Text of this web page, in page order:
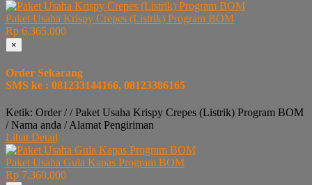
Paket Usaha Krispy Crepes (Listrik) Program BOM
Rp 6.365.000
×
Order Sekarang
SMS ke : 081233144166, 08123386165
Ketik: Order / / Paket Usaha Krispy Crepes (Listrik) Program BOM
/ Nama anda / Alamat Pengiriman
Lihat Detail
Paket Usaha Gula Kapas Program BOM
Rp 7.360.000